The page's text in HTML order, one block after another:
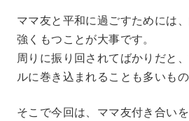
ママ友と平和に過ごすためには
強くもつことが大事です。
周りに振り回されてばかりだと
ルに巻き込まれることも多いもの
そこで今回は、ママ友付き合い